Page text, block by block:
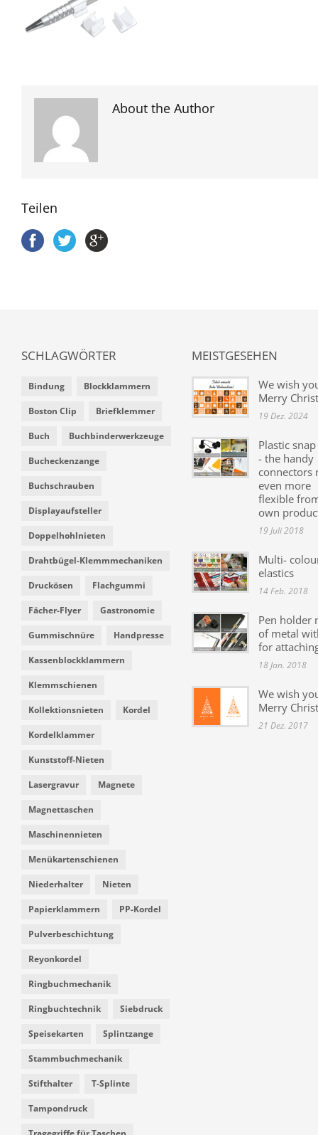
About the Author
Teilen
SCHLAGWÖRTER
Bindung Blockklammern
Boston Clip Briefklemmer
Buch Buchbinderwerkzeuge
Bucheckenzange
Buchschrauben
Displayaufsteller
Doppelhohlnieten
Drahtbügel-Klemmmechaniken
Druckösen Flachgummi
Fächer-Flyer Gastronomie
Gummischnüre Handpresse
Kassenblockklammern
Klemmschienen
Kollektionsnieten Kordel
Kordelklammer
Kunststoff-Nieten
Lasergravur Magnete
Magnettaschen
Maschinennieten
Menükartenschienen
Niederhalter Nieten
Papierklammern PP-Kordel
Pulverbeschichtung
Reyonkordel
Ringbuchmechanik
Ringbuchtechnik Siebdruck
Speisekarten Splintzange
Stammbuchmechanik
Stifthalter T-Splinte
Tampondruck
MEISTGESEHEN
We wish
Merry
19 Dez. 2024
Plastic
- the handy
connectors
even more
flexible
own
19 Juli 2018
Multi-
elastics
14 Feb. 2018
Pen holder
of metal
for
18 Jan. 2018
We wish
Merry
21 Dez. 2017